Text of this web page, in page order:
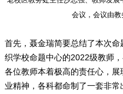
会议，会议由
首先，聂金瑞简要总结了本次
织学校命题中心的2022级教师
各位教师本着极高的责任心，
业精神，各科都命制了一套非
 校园新闻
 科学技术实验校